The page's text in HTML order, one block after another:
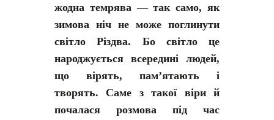
жодна темрява — так само, як
зимова ніч не може поглинути
світло Різдва. Бо світло це
народжується всередині людей,
що вірять, пам’ятають і
творять. Саме з такої віри й
почалася розмова під час